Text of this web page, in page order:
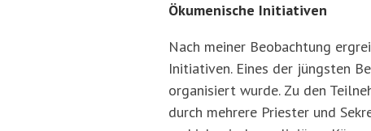
Ökumenische Initiativen
Nach meiner Beobachtung
Initiativen. Eines der jüngsten
organisiert wurde. Zu den
durch mehrere Priester und